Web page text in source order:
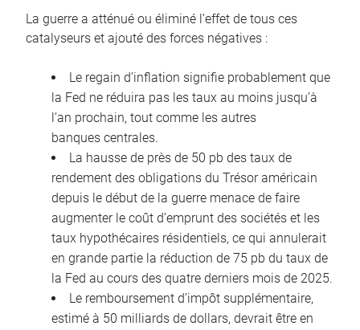
La guerre a atténué ou éliminé l’effet de tous ces
catalyseurs et ajouté des forces négatives :
Le regain d’inflation signifie probablement que
la Fed ne réduira pas les taux au moins jusqu’à
l’an prochain, tout comme les autres
banques centrales.
La hausse de près de 50 pb des taux de
rendement des obligations du Trésor américain
depuis le début de la guerre menace de faire
augmenter le coût d’emprunt des sociétés et les
taux hypothécaires résidentiels, ce qui annulerait
en grande partie la réduction de 75 pb du taux de
la Fed au cours des quatre derniers mois de 2025.
Le remboursement d’impôt supplémentaire,
estimé à 50 milliards de dollars, devrait être en